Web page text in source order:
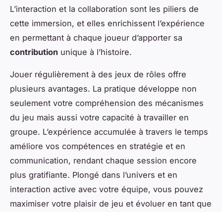
L’interaction et la collaboration sont les piliers de
cette immersion, et elles enrichissent l’expérience
en permettant à chaque joueur d’apporter sa
contribution unique à l’histoire.
Jouer régulièrement à des jeux de rôles offre
plusieurs avantages. La pratique développe non
seulement votre compréhension des mécanismes
du jeu mais aussi votre capacité à travailler en
groupe. L’expérience accumulée à travers le temps
améliore vos compétences en stratégie et en
communication, rendant chaque session encore
plus gratifiante. Plongé dans l’univers et en
interaction active avec votre équipe, vous pouvez
maximiser votre plaisir de jeu et évoluer en tant que